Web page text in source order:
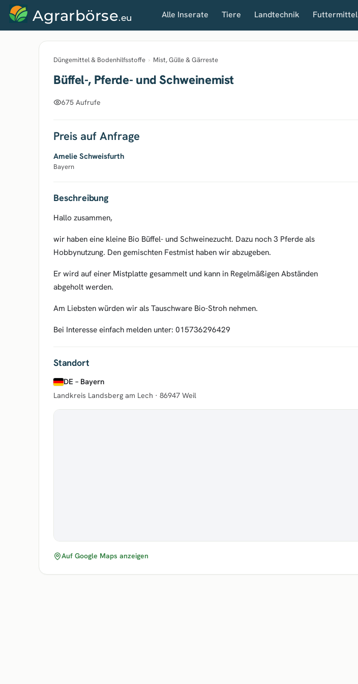
Agrarbörse.eu Alle Inserate Tiere Landtechnik Futtermittel
Düngemittel & Bodenhilfsstoffe › Mist, Gülle & Gärreste
Büffel-, Pferde- und Schweinemist
675 Aufrufe
Preis auf Anfrage
Amelie Schweisfurth
Bayern
Beschreibung
Hallo zusammen,
wir haben eine kleine Bio Büffel- und Schweinezucht. Dazu noch 3 Pferde als
Hobbynutzung. Den gemischten Festmist haben wir abzugeben.
Er wird auf einer Mistplatte gesammelt und kann in Regelmäßigen Abständen
abgeholt werden.
Am Liebsten würden wir als Tauschware Bio-Stroh nehmen.
Bei Interesse einfach melden unter: 015736296429
Standort
DE – Bayern
Landkreis Landsberg am Lech · 86947 Weil
Auf Google Maps anzeigen